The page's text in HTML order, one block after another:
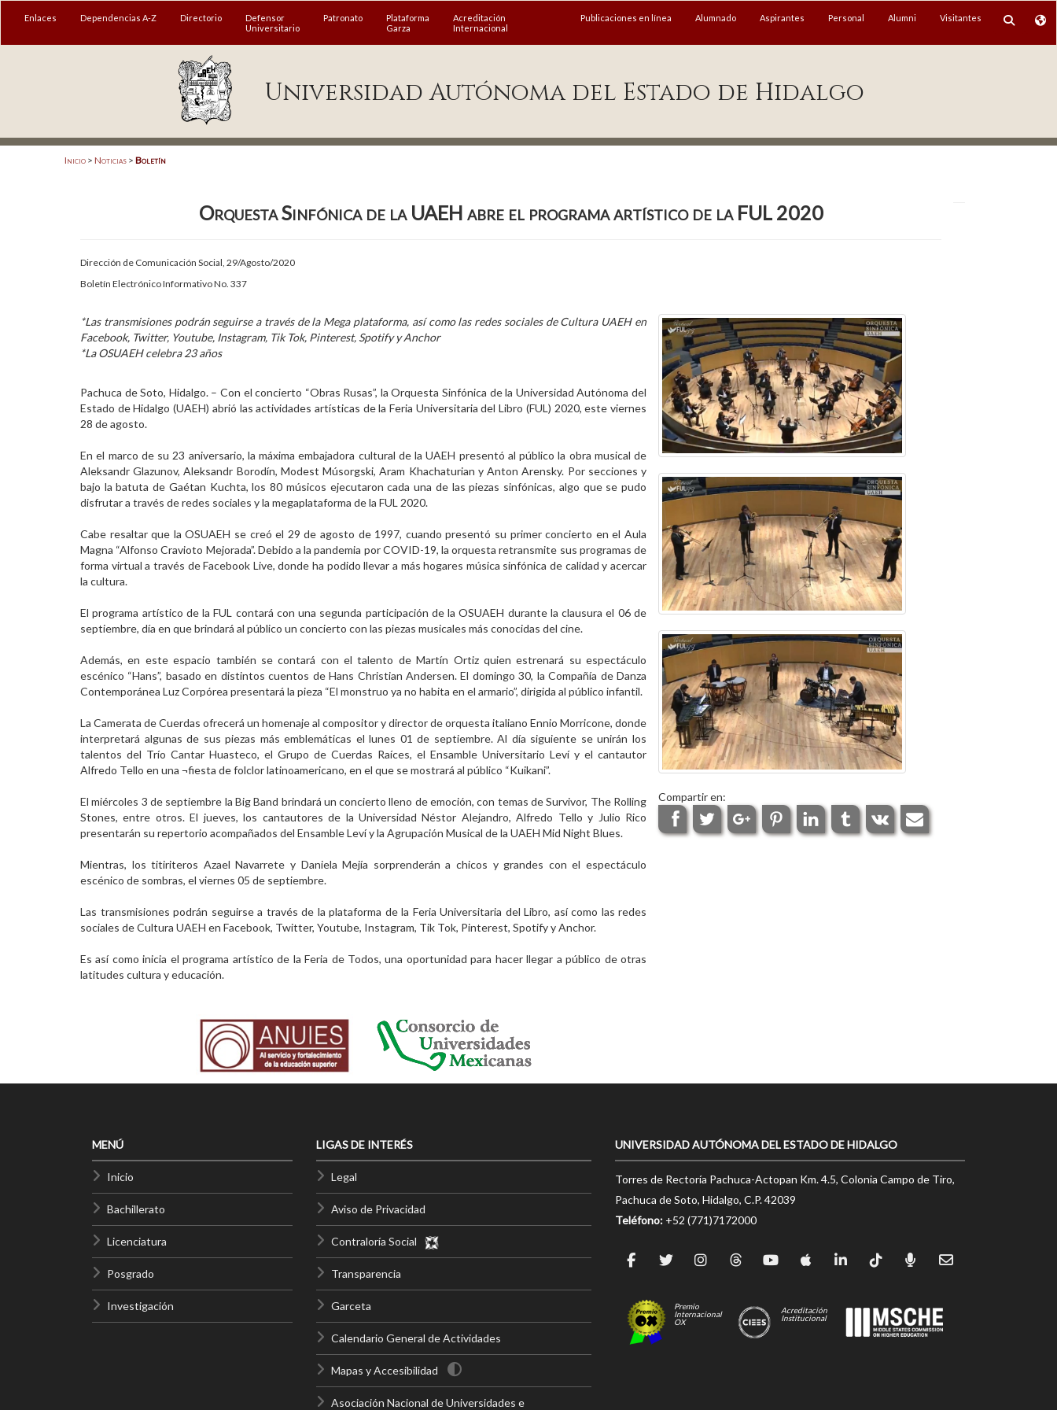
MENÚ
Acreditación Internacional
Enlaces Dependencias A-Z Directorio
Defensor
Universitario
Patronato
Plataforma
Garza
Acreditación
Internacional
Publicaciones en línea Alumnado Aspirantes Personal Alumni Visitantes
Universidad Autónoma del Estado de Hidalgo
Inicio > Noticias > Boletín
Orquesta Sinfónica de la UAEH abre el programa artístico de la FUL 2020
Dirección de Comunicación Social, 29/Agosto/2020
Boletín Electrónico Informativo No. 337
*Las transmisiones podrán seguirse a través de la Mega plataforma, así como las redes sociales de Cultura UAEH en
Facebook, Twitter, Youtube, Instagram, Tik Tok, Pinterest, Spotify y Anchor
*La OSUAEH celebra 23 años
Pachuca de Soto, Hidalgo. – Con el concierto “Obras Rusas”, la Orquesta Sinfónica de la Universidad Autónoma del
Estado de Hidalgo (UAEH) abrió las actividades artísticas de la Feria Universitaria del Libro (FUL) 2020, este viernes
28 de agosto.
En el marco de su 23 aniversario, la máxima embajadora cultural de la UAEH presentó al público la obra musical de
Aleksandr Glazunov, Aleksandr Borodín, Modest Músorgski, Aram Khachaturian y Anton Arensky. Por secciones y
bajo la batuta de Gaétan Kuchta, los 80 músicos ejecutaron cada una de las piezas sinfónicas, algo que se pudo
disfrutar a través de redes sociales y la megaplataforma de la FUL 2020.
Cabe resaltar que la OSUAEH se creó el 29 de agosto de 1997, cuando presentó su primer concierto en el Aula
Magna “Alfonso Cravioto Mejorada”. Debido a la pandemia por COVID-19, la orquesta retransmite sus programas de
forma virtual a través de Facebook Live, donde ha podido llevar a más hogares música sinfónica de calidad y acercar
la cultura.
El programa artístico de la FUL contará con una segunda participación de la OSUAEH durante la clausura el 06 de
septiembre, día en que brindará al público un concierto con las piezas musicales más conocidas del cine.
Además, en este espacio también se contará con el talento de Martín Ortiz quien estrenará su espectáculo
escénico “Hans”, basado en distintos cuentos de Hans Christian Andersen. El domingo 30, la Compañía de Danza
Contemporánea Luz Corpórea presentará la pieza “El monstruo ya no habita en el armario”, dirigida al público infantil.
La Camerata de Cuerdas ofrecerá un homenaje al compositor y director de orquesta italiano Ennio Morricone, donde
interpretará algunas de sus piezas más emblemáticas el lunes 01 de septiembre. Al día siguiente se unirán los
talentos del Trío Cantar Huasteco, el Grupo de Cuerdas Raíces, el Ensamble Universitario Leví y el cantautor
Alfredo Tello en una ¬fiesta de folclor latinoamericano, en el que se mostrará al público “Kuikani”.
El miércoles 3 de septiembre la Big Band brindará un concierto lleno de emoción, con temas de Survivor, The Rolling
Stones, entre otros. El jueves, los cantautores de la Universidad Néstor Alejandro, Alfredo Tello y Julio Rico
presentarán su repertorio acompañados del Ensamble Leví y la Agrupación Musical de la UAEH Mid Night Blues.
Mientras, los titiriteros Azael Navarrete y Daniela Mejía sorprenderán a chicos y grandes con el espectáculo
escénico de sombras, el viernes 05 de septiembre.
Las transmisiones podrán seguirse a través de la plataforma de la Feria Universitaria del Libro, así como las redes
sociales de Cultura UAEH en Facebook, Twitter, Youtube, Instagram, Tik Tok, Pinterest, Spotify y Anchor.
Es así como inicia el programa artístico de la Feria de Todos, una oportunidad para hacer llegar a público de otras
latitudes cultura y educación.
Compartir en:
MENÚ
Inicio
Bachillerato
Licenciatura
Posgrado
Investigación
LIGAS DE INTERÉS
Legal
Aviso de Privacidad
Contraloría Social
Transparencia
Garceta
Calendario General de Actividades
Mapas y Accesibilidad
Asociación Nacional de Universidades e
UNIVERSIDAD AUTÓNOMA DEL ESTADO DE HIDALGO
Torres de Rectoría Pachuca-Actopan Km. 4.5, Colonia Campo de Tiro,
Pachuca de Soto, Hidalgo, C.P. 42039
Teléfono: +52 (771)7172000
Premio
Internacional
OX
Acreditación
Institucional